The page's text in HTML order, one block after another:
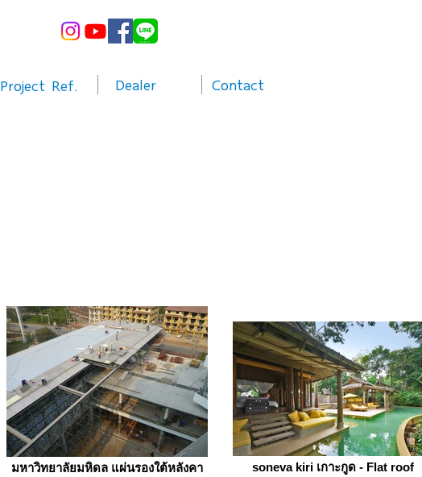
Project Ref. Dealer Contact
มหาวิทยาลัยมหิดล แผ่นรองใต้หลังคา
soneva kiri เกาะกูด - Flat roof